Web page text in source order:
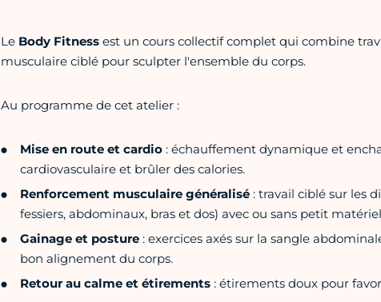
Le Body Fitnessest un cours collectif complet qui combine
musculaire ciblé pour sculpter l'ensemble du corps.
Au programme de cet atelier :
Mise en route et cardio: échauffement dynamique et
cardiovasculaire et brûler des calories.
Renforcement musculaire généralisé: travail ciblé sur les
fessiers, abdominaux, bras et dos) avec ou sans petit
Gainage et posture: exercices axés sur la sangle
bon alignement du corps.
Retour au calme et étirements: étirements doux pour